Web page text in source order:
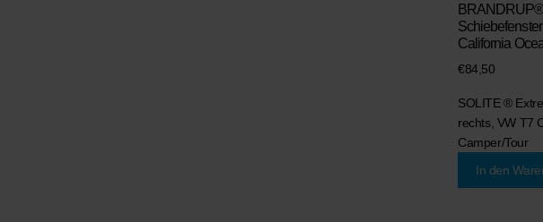
California
€84,50
SOLITE ®
rechts, VW T7
Camper/Tour
In den